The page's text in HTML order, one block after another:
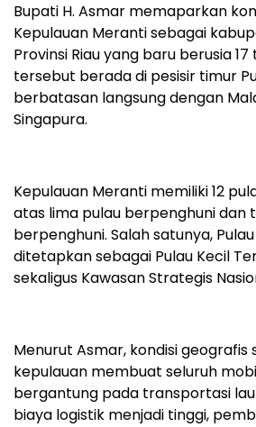
Bupati H. Asmar memaparkan
Kepulauan Meranti sebagai
Provinsi Riau yang baru berusia
tersebut berada di pesisir timur
berbatasan langsung dengan
Singapura.
Kepulauan Meranti memiliki 12
atas lima pulau berpenghuni dan
berpenghuni. Salah satunya,
ditetapkan sebagai Pulau Kecil
sekaligus Kawasan Strategis
Menurut Asmar, kondisi geografis
kepulauan membuat seluruh
bergantung pada transportasi
biaya logistik menjadi tinggi,